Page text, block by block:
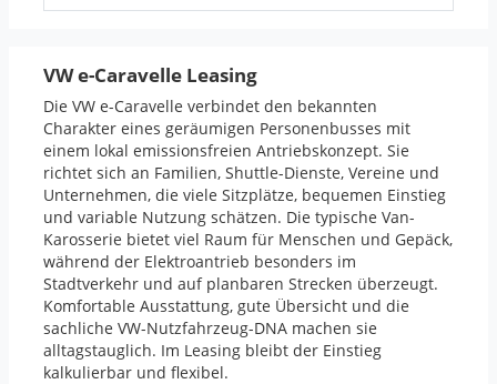
VW e-Caravelle Leasing
Die VW e-Caravelle verbindet den bekannten
Charakter eines geräumigen Personenbusses mit
einem lokal emissionsfreien Antriebskonzept. Sie
richtet sich an Familien, Shuttle-Dienste, Vereine und
Unternehmen, die viele Sitzplätze, bequemen Einstieg
und variable Nutzung schätzen. Die typische Van-
Karosserie bietet viel Raum für Menschen und Gepäck,
während der Elektroantrieb besonders im
Stadtverkehr und auf planbaren Strecken überzeugt.
Komfortable Ausstattung, gute Übersicht und die
sachliche VW-Nutzfahrzeug-DNA machen sie
alltagstauglich. Im Leasing bleibt der Einstieg
kalkulierbar und flexibel.